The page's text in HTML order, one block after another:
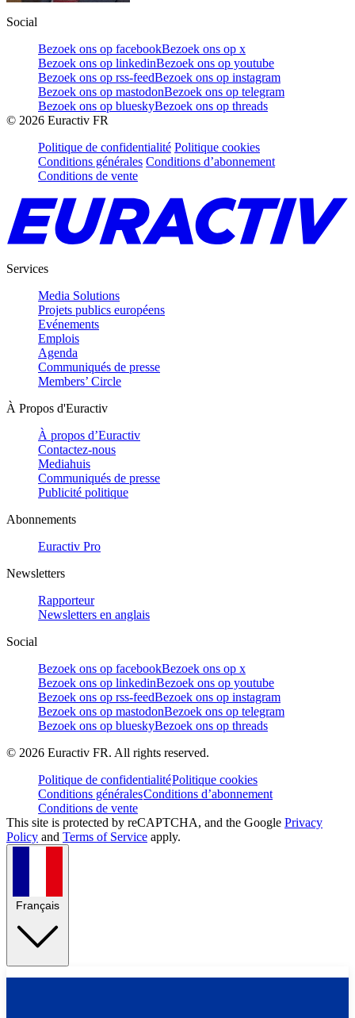
Social
Bezoek ons op facebookBezoek ons op x
Bezoek ons op linkedinBezoek ons op youtube
Bezoek ons op rss-feedBezoek ons op instagram
Bezoek ons op mastodonBezoek ons op telegram
Bezoek ons op blueskyBezoek ons op threads
© 2026 Euractiv FR
Politique de confidentialité Politique cookies
Conditions générales Conditions d’abonnement
Conditions de vente
Services
Media Solutions
Projets publics européens
Evénements
Emplois
Agenda
Communiqués de presse
Members’ Circle
À Propos d'Euractiv
À propos d’Euractiv
Contactez-nous
Mediahuis
Communiqués de presse
Publicité politique
Abonnements
Euractiv Pro
Newsletters
Rapporteur
Newsletters en anglais
Social
Bezoek ons op facebookBezoek ons op x
Bezoek ons op linkedinBezoek ons op youtube
Bezoek ons op rss-feedBezoek ons op instagram
Bezoek ons op mastodonBezoek ons op telegram
Bezoek ons op blueskyBezoek ons op threads
© 2026 Euractiv FR. All rights reserved.
Politique de confidentialitéPolitique cookies
Conditions généralesConditions d’abonnement
Conditions de vente
This site is protected by reCAPTCHA, and the Google Privacy
Policy and Terms of Service apply.
Français